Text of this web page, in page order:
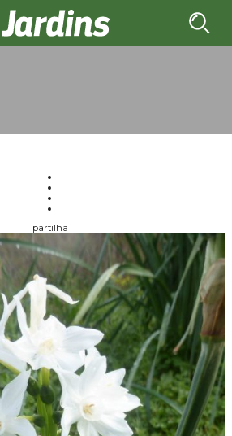
partilha